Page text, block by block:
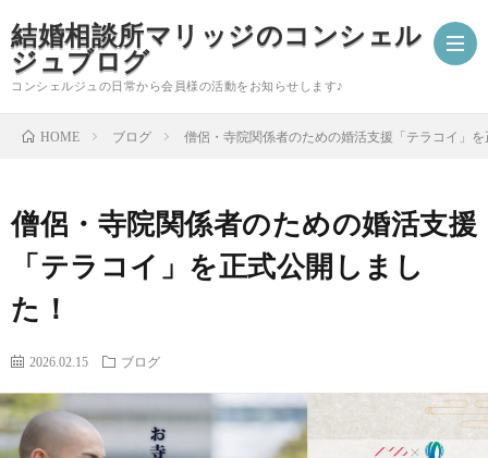
結婚相談所マリッジのコンシェル
ジュブログ
コンシェルジュの日常から会員様の活動をお知らせします♪
成
告
婚
ド
シ
員
自
HOME ブログ 僧侶・寺院関係者のための婚活支援「テラコイ」
僧侶・寺院関係者のための婚活支援
「テラコイ」を正式公開しまし
た！
2026.02.15 ブログ